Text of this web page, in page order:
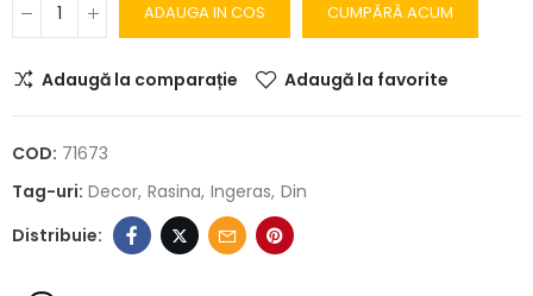
ADAUGA IN COS CUMPĂRĂ ACUM
Adaugă la comparație Adaugă la favorite
COD: 71673
Tag-uri: Decor Rasina Ingeras Din